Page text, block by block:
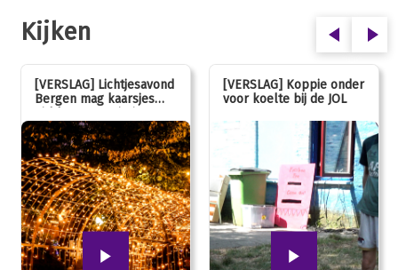
Kijken
[VERSLAG] Lichtjesavond
Bergen mag kaarsjes
jubileum!
[VERSLAG] Koppie onder
voor koelte bij de JOL